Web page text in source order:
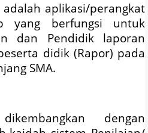
adalah aplikasi/perangkat
yang berfungsi untuk
dan Pendidik laporan
didik (Rapor) pada
SMA.
dengan